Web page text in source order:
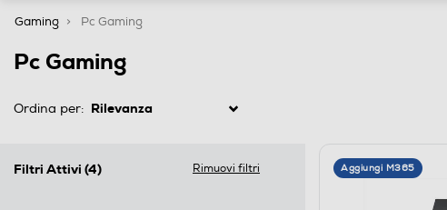
Gaming Pc Gaming
Pc Gaming
Ordina per:
Filtri Attivi (4) Rimuovi filtri Aggiungi M365